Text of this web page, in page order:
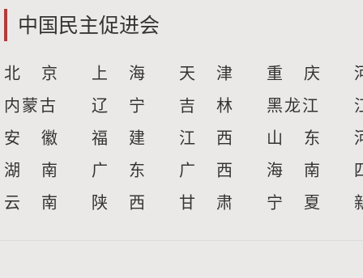
中国民主促进会
北 京 上 海 天 津 重 庆
内蒙古
辽 宁 吉 林 黑龙江
安 徽
福 建 江 西 山 东
湖 南
广 东 广 西 海 南
云 南
陕 西 甘 肃 宁 夏